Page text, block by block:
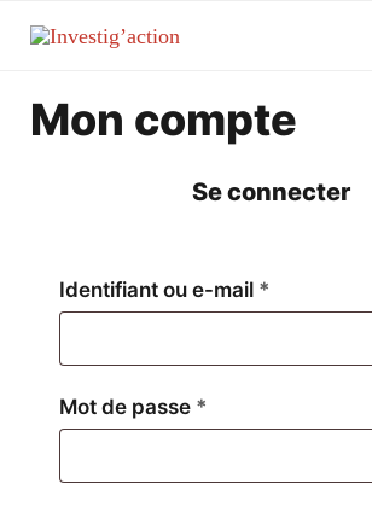
Mon compte
Se connecter
Identifiant ou e-mail *
Mot de passe *